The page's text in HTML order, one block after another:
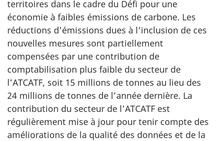
territoires dans le cadre du Défi pour une
économie à faibles émissions de carbone. Les
réductions d’émissions dues à l’inclusion de ces
nouvelles mesures sont partiellement
compensées par une contribution de
comptabilisation plus faible du secteur de
l’ATCATF, soit 15 millions de tonnes au lieu des
24 millions de tonnes de l’année dernière. La
contribution du secteur de l’ATCATF est
régulièrement mise à jour pour tenir compte des
améliorations de la qualité des données et de la